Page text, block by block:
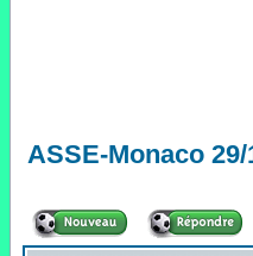
ASSE-Monaco